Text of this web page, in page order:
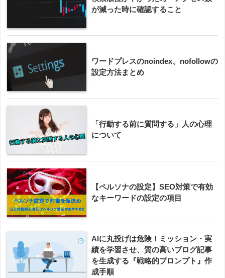
が減った時に確認すること
ワードプレスのnoindex、nofollowの
設定方法まとめ
「行動する前に質問する」人の心理
について
【ペルソナの設定】SEO対策で有効
なキーワードの設定の項目
AIに丸投げは危険！ミッション・実
績を学習させ、質の高いブログ記事
を生成する『戦略的プロンプト』作
成手順